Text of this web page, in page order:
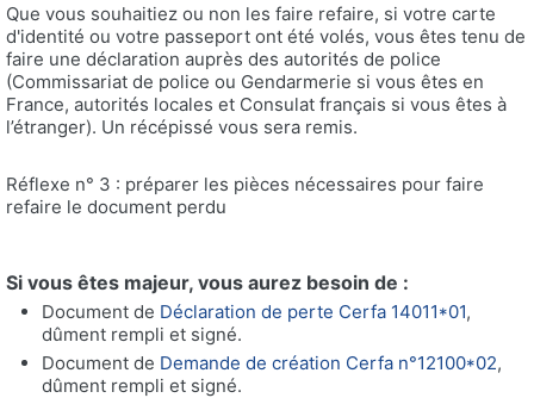
Que vous souhaitiez ou non les faire refaire, si votre carte
d'identité ou votre passeport ont été volés, vous êtes tenu de
faire une déclaration auprès des autorités de police
(Commissariat de police ou Gendarmerie si vous êtes en
France, autorités locales et Consulat français si vous êtes à
l’étranger). Un récépissé vous sera remis.
Réflexe n° 3 : préparer les pièces nécessaires pour faire
refaire le document perdu
Si vous êtes majeur, vous aurez besoin de :
Document de Déclaration de perte Cerfa 14011*01,
dûment rempli et signé.
Document de Demande de création Cerfa n°12100*02,
dûment rempli et signé.